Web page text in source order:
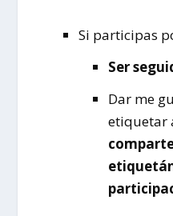
Si participas
Ser
Dar me
etiquetar